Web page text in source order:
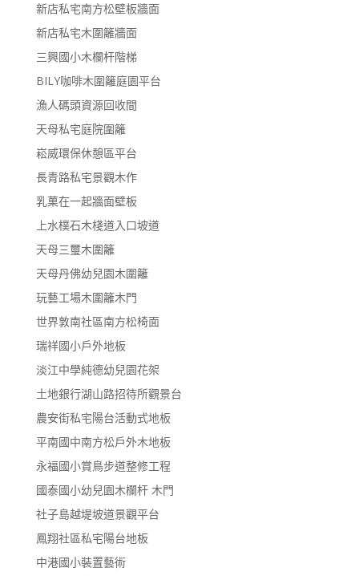
新店私宅南方松壁板牆面
新店私宅木圍籬牆面
三興國小木欄杆階梯
BILY咖啡木圍籬庭園平台
漁人碼頭資源回收間
天母私宅庭院圍籬
崧威環保休憩區平台
長青路私宅景觀木作
乳菓在一起牆面壁板
上水樸石木棧道入口坡道
天母三璽木圍籬
天母丹佛幼兒園木圍籬
玩藝工場木圍籬木門
世界敦南社區南方松椅面
瑞祥國小戶外地板
淡江中學純德幼兒園花架
土地銀行湖山路招待所觀景台
農安街私宅陽台活動式地板
平南國中南方松戶外木地板
永福國小賞鳥步道整修工程
國泰國小幼兒園木欄杆 木門
社子島越堤坡道景觀平台
鳳翔社區私宅陽台地板
中港國小裝置藝術